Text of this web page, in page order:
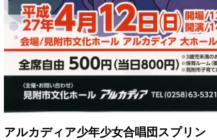
アルカディア少年少女合唱団スプリン